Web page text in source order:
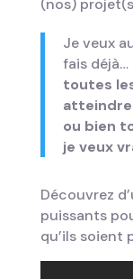
(nos)
Je veux
fais déjà…
toutes
ou bien
je veux
Découvrez
puissants
qu’ils soient